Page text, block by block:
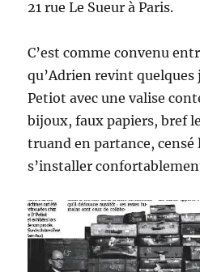
21 rue Le Sueur à Paris.
C’est comme convenu
qu’Adrien revint
Petiot avec une valise
bijoux, faux papiers, bref
truand en partance,
s’installer